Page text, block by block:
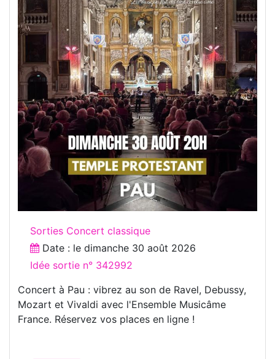
Sorties Concert classique
Date : le dimanche 30 août 2026
Idée sortie n° 342992
Concert à Pau : vibrez au son de Ravel, Debussy,
Mozart et Vivaldi avec l'Ensemble Musicâme
France. Réservez vos places en ligne !